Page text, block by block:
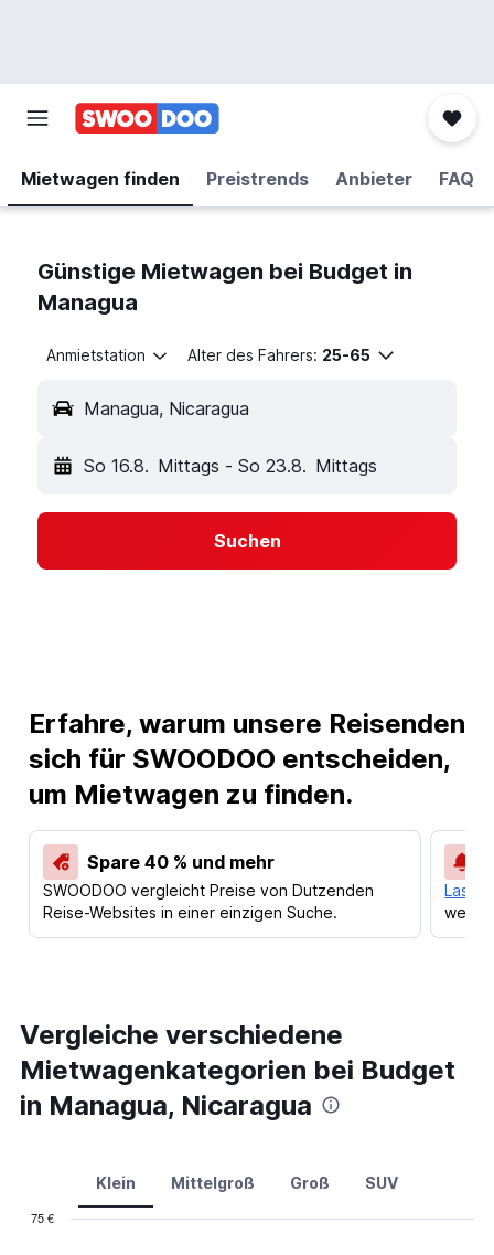
Mietwagen finden Preistrends Anbieter FAQ
Günstige Mietwagen bei Budget in
Managua
Anmietstation Alter des Fahrers: 25-65
Managua, Nicaragua
So 16.8. Mittags - So 23.8. Mittags
Suchen
Erfahre, warum unsere Reisenden
sich für SWOODOO entscheiden,
um Mietwagen zu finden.
Spare 40 % und mehr
SWOODOO vergleicht Preise von Dutzenden
Reise-Websites in einer einzigen Suche.
Lass
Vergleiche verschiedene
Mietwagenkategorien bei Budget
in Managua, Nicaragua
Klein Mittelgroß Groß SUV
75 €